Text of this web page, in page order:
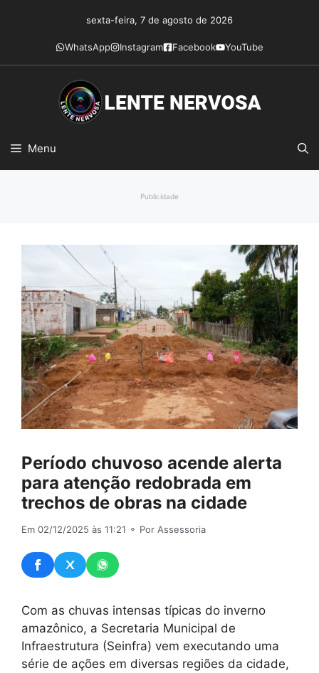
conteúdo
sexta-feira, 7 de agosto de 2026
WhatsApp Instagram Facebook YouTube
Menu
Publicidade
Período chuvoso acende alerta
para atenção redobrada em
trechos de obras na cidade
Em 02/12/2025 às 11:21 ⚬ Por Assessoria
Com as chuvas intensas típicas do inverno
amazônico, a Secretaria Municipal de
Infraestrutura (Seinfra) vem executando uma
série de ações em diversas regiões da cidade,